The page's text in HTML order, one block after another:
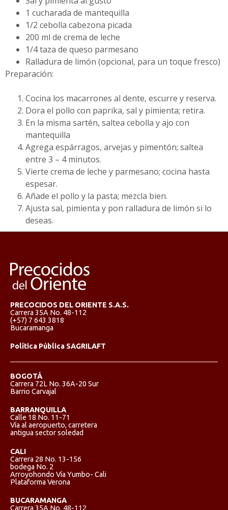
1 cucharada de mantequilla
1/2 cebolla cabezona picada
200 ml de crema de leche
1/4 taza de queso parmesano
Ralladura de limón (opcional, para un toque fresco)
Preparación:
Cocina los macarrones al dente, escurre y reserva.
Dora el pollo con paprika, sal y pimienta; retira.
En la misma sartén, saltea cebolla y ajo con
mantequilla
Agrega espárragos, arvejas y pimentón; saltea
entre 3 – 4 minutos.
Vierte crema de leche y parmesano; cocina hasta
espesar.
Añade el pollo y la pasta; mezcla bien.
Ajusta sal, pimienta y pon ralladura de limón si lo
deseas.
PRECOCIDOS DEL ORIENTE S.A.S.
Carrera 35A No. 48-112
(+57) 7 643 3818
Bucaramanga
Política Pública SAGRILAFT
BOGOTÁ
Carrera 72L No. 36A-20 Sur
Barrio Carvajal
BARRANQUILLA
Calle 18 No. 11-71
Vía al aeropuerto, carretera
antigua sector soledad
CALI
Carrera 28 No. 13-156
bodega No. 2
Arroyohondo Vía Yumbo- Cali
Plataforma Verona
BUCARAMANGA
Carrera 35A No. 48-112